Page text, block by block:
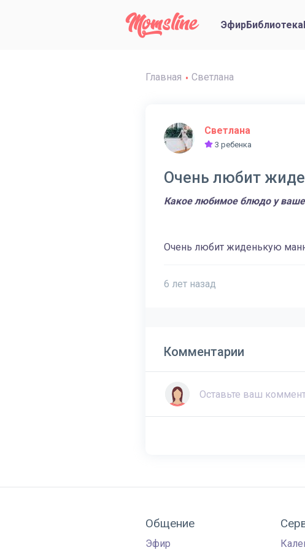
ЭфирБиблиотека
Главная Светлана
Светлана
3 ребенка
Очень любит
Какое любимое блюдо у
Очень любит жиденькую
6 лет назад
Комментарии
Общение
Эфир